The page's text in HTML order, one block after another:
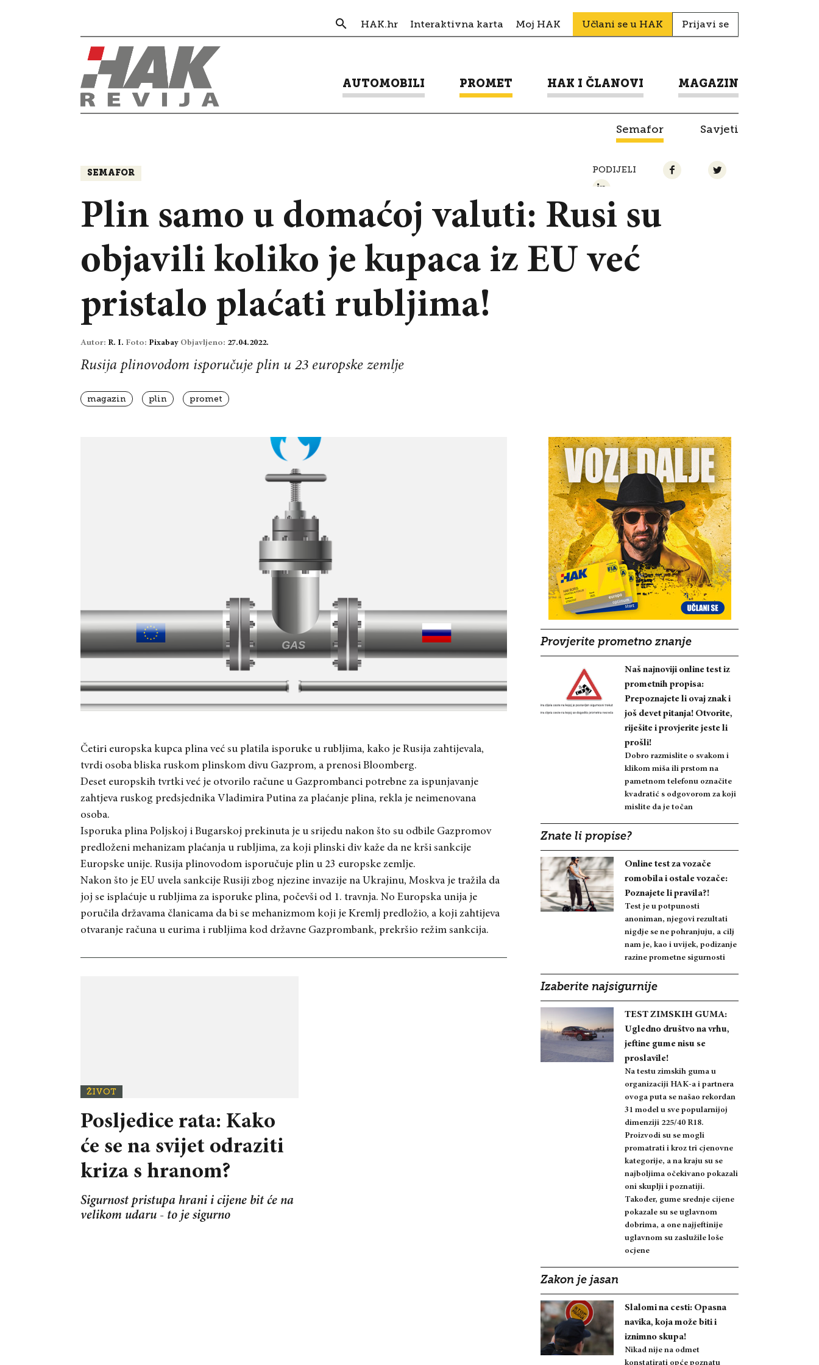
HAK.hr Interaktivna karta Moj HAK Učlani se u HAK Prijavi se
AUTOMOBILI PROMET HAK I ČLANOVI MAGAZIN
Semafor Savjeti
SEMAFOR PODIJELI
Plin samo u domaćoj valuti: Rusi su
objavili koliko je kupaca iz EU već
pristalo plaćati rubljima!
Autor: R. I. Foto: Pixabay Objavljeno: 27.04.2022.
Rusija plinovodom isporučuje plin u 23 europske zemlje
magazin plin promet
Četiri europska kupca plina već su platila isporuke u rubljima, kako je Rusija zahtijevala,
tvrdi osoba bliska ruskom plinskom divu Gazprom, a prenosi Bloomberg.
Deset europskih tvrtki već je otvorilo račune u Gazprombanci potrebne za ispunjavanje
zahtjeva ruskog predsjednika Vladimira Putina za plaćanje plina, rekla je neimenovana
osoba.
Isporuka plina Poljskoj i Bugarskoj prekinuta je u srijedu nakon što su odbile Gazpromov
predloženi mehanizam plaćanja u rubljima, za koji plinski div kaže da ne krši sankcije
Europske unije. Rusija plinovodom isporučuje plin u 23 europske zemlje.
Nakon što je EU uvela sankcije Rusiji zbog njezine invazije na Ukrajinu, Moskva je tražila da
joj se isplaćuje u rubljima za isporuke plina, počevši od 1. travnja. No Europska unija je
poručila državama članicama da bi se mehanizmom koji je Kremlj predložio, a koji zahtijeva
otvaranje računa u eurima i rubljima kod državne Gazprombank, prekršio režim sankcija.
ŽIVOT
Posljedice rata: Kako
će se na svijet odraziti
kriza s hranom?
Sigurnost pristupa hrani i cijene bit će na
velikom udaru - to je sigurno
Provjerite prometno znanje
Naš najnoviji online test iz
prometnih propisa:
Prepoznajete li ovaj znak i
još devet pitanja! Otvorite,
riješite i provjerite jeste li
prošli!
Dobro razmislite o svakom i
klikom miša ili prstom na
pametnom telefonu označite
kvadratić s odgovorom za koji
mislite da je točan
Znate li propise?
Online test za vozače
romobila i ostale vozače:
Poznajete li pravila?!
Test je u potpunosti
anoniman, njegovi rezultati
nigdje se ne pohranjuju, a cilj
nam je, kao i uvijek, podizanje
razine prometne sigurnosti
Izaberite najsigurnije
TEST ZIMSKIH GUMA:
Ugledno društvo na vrhu,
jeftine gume nisu se
proslavile!
Na testu zimskih guma u
organizaciji HAK-a i partnera
ovoga puta se našao rekordan
31 model u sve popularnijoj
dimenziji 225/40 R18.
Proizvodi su se mogli
promatrati i kroz tri cjenovne
kategorije, a na kraju su se
najboljima očekivano pokazali
oni skuplji i poznatiji.
Također, gume srednje cijene
pokazale su se uglavnom
dobrima, a one najjeftinije
uglavnom su zaslužile loše
ocjene
Zakon je jasan
Slalomi na cesti: Opasna
navika, koja može biti i
iznimno skupa!
Nikad nije na odmet
konstatirati opće poznatu